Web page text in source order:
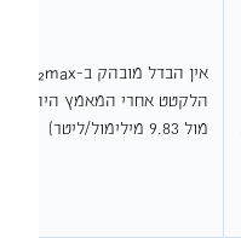
מול 9.83 מילימול/ליטר)